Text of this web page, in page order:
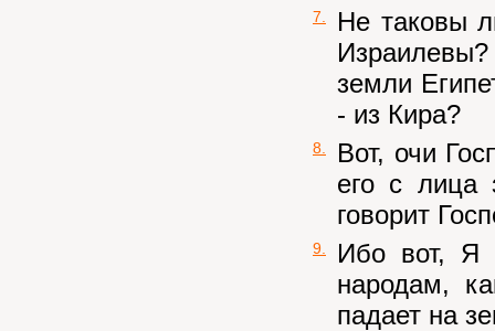
7.
Не таковы
земли
- из Кира?
8.
Вот, очи
его с лица
говорит
9.
Ибо вот, Я
народам,
падает на